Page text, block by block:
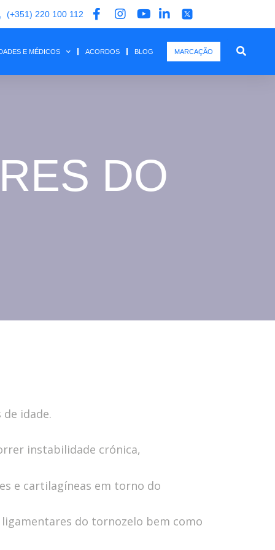
(+351) 220 100 112
E MÉDICOS ACORDOS BLOG MARCAÇÃO
DO
idade.
instabilidade crónica,
e cartilagíneas em torno do
do tornozelo bem como